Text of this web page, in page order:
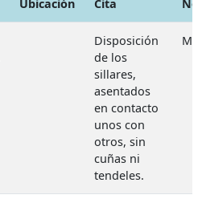
Ubicación Cita
Disposición
de los
sillares,
asentados
en contacto
unos con
otros, sin
cuñas ni
tendeles.